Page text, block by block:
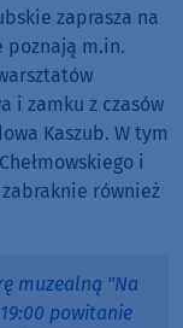
zaprasza na
poznają m.in.
i zamku z czasów
Kaszub. W tym
i
również
muzealną "Na
powitanie